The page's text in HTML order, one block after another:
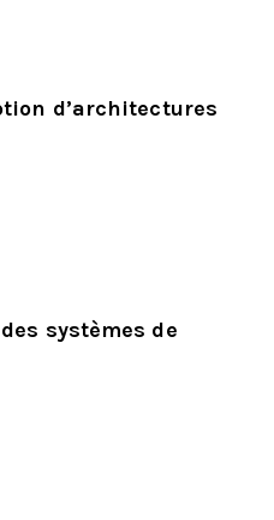
d’architectures
systèmes de